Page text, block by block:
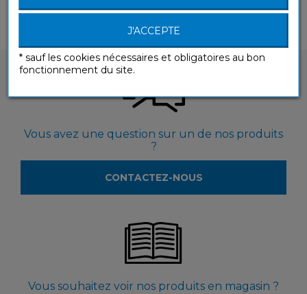
Vous avez une question sur un de nos produits
?
CONTACTEZ-NOUS
Vous souhaitez voir nos produits en magasin ?
J'ACCEPTE
* sauf les cookies nécessaires et obligatoires au bon
fonctionnement du site.